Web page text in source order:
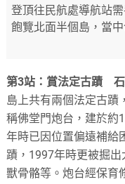
登頂往民航處導航站
飽覽北面半個島，當
第3站：賞法定古蹟
島上共有兩個法定古蹟
稱佛堂門炮台，建於約
年時已因位置偏遠補給
蹟，1997年時更被掘
獸骨骼等。炮台經保育